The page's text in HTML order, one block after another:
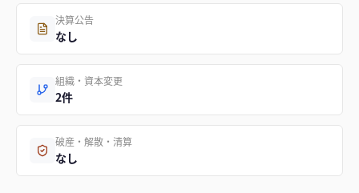
決算公告
なし
組織・資本変更
2件
破産・解散・清算
なし